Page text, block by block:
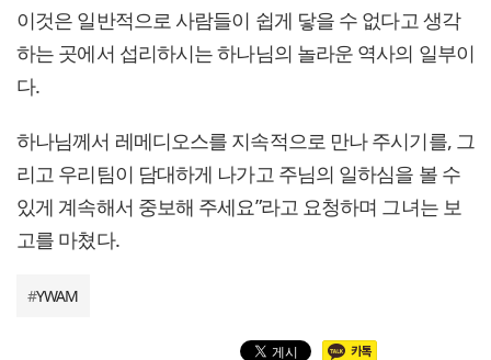
이것은 일반적으로 사람들이 쉽게 닿을 수 없다고 생각
하는 곳에서 섭리하시는 하나님의 놀라운 역사의 일부이
다.
하나님께서 레메디오스를 지속적으로 만나 주시기를, 그
리고 우리팀이 담대하게 나가고 주님의 일하심을 볼 수
있게 계속해서 중보해 주세요”라고 요청하며 그녀는 보
고를 마쳤다.
#YWAM